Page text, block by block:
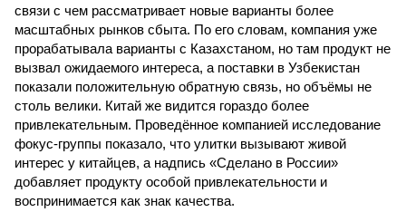
связи с чем рассматривает новые варианты более
масштабных рынков сбыта. По его словам, компания уже
прорабатывала варианты с Казахстаном, но там продукт не
вызвал ожидаемого интереса, а поставки в Узбекистан
показали положительную обратную связь, но объёмы не
столь велики. Китай же видится гораздо более
привлекательным. Проведённое компанией исследование
фокус-группы показало, что улитки вызывают живой
интерес у китайцев, а надпись «Сделано в России»
добавляет продукту особой привлекательности и
воспринимается как знак качества.